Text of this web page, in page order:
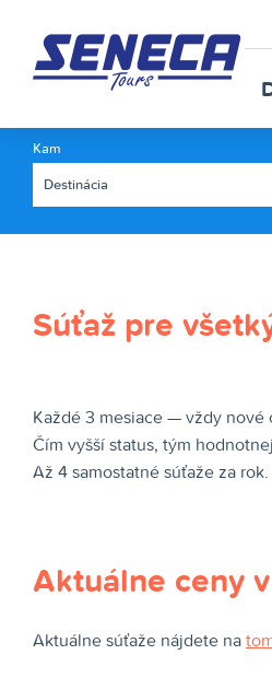
Kam
Súťaž pre
Každé 3 mesiace — vždy nové
Čím vyšší status, tým
Až 4 samostatné súťaže za rok.
Aktuálne ceny
Aktuálne súťaže nájdete na